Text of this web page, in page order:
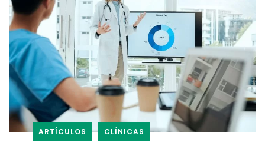
ARTÍCULOS CLÍNICAS